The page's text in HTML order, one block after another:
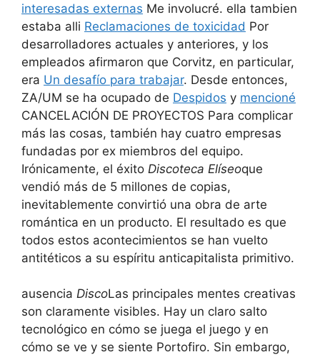
interesadas externas Me involucré. ella tambien
estaba alli Reclamaciones de toxicidad Por
desarrolladores actuales y anteriores, y los
empleados afirmaron que Corvitz, en particular,
era Un desafío para trabajar. Desde entonces,
ZA/UM se ha ocupado de Despidos y mencioné
CANCELACIÓN DE PROYECTOS Para complicar
más las cosas, también hay cuatro empresas
fundadas por ex miembros del equipo.
Irónicamente, el éxito Discoteca Elíseoque
vendió más de 5 millones de copias,
inevitablemente convirtió una obra de arte
romántica en un producto. El resultado es que
todos estos acontecimientos se han vuelto
antitéticos a su espíritu anticapitalista primitivo.
ausencia DiscoLas principales mentes creativas
son claramente visibles. Hay un claro salto
tecnológico en cómo se juega el juego y en
cómo se ve y se siente Portofiro. Sin embargo,